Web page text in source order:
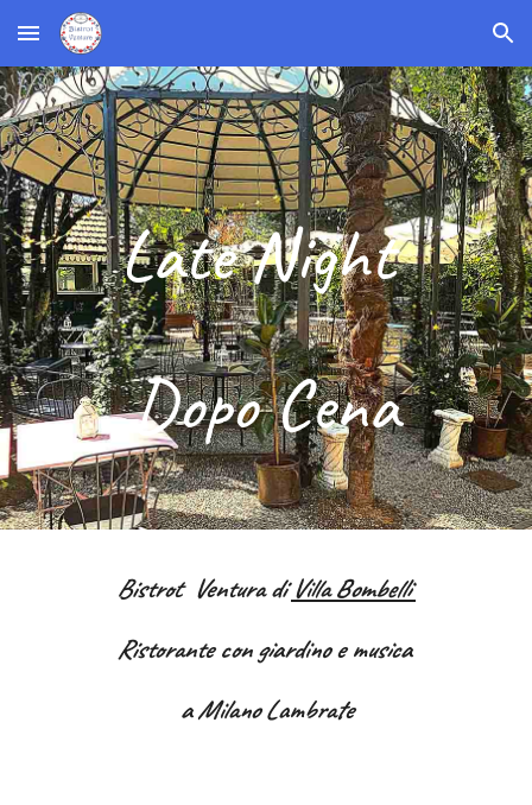
Skip to main content Skip to navigation
Late Night
Dopo Cena
Bistrot Ventura diVilla Bombelli
Ristorante con giardino e musica
a Milano Lambrate